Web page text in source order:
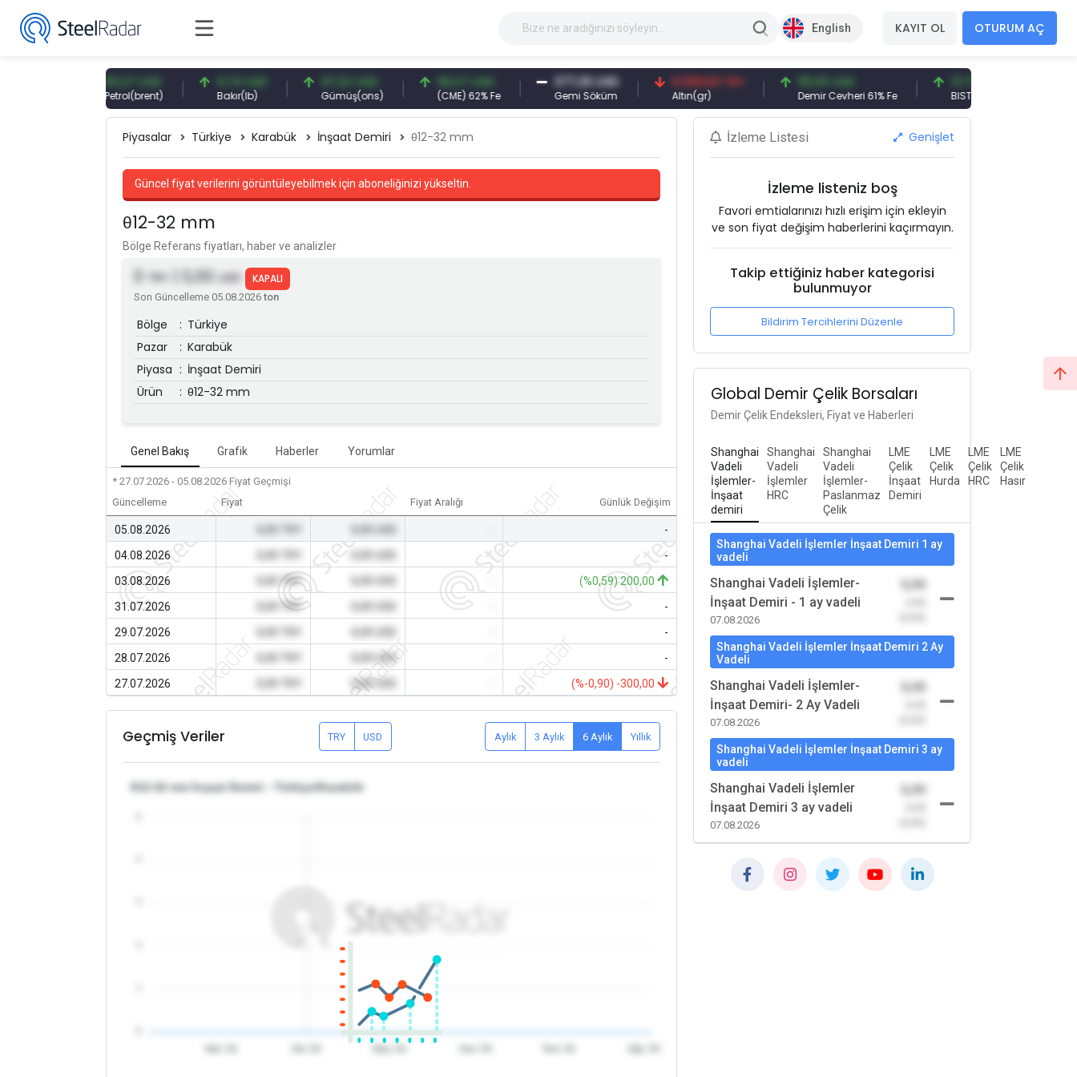
English KAYIT OL OTURUM AÇ
Petrol(brent)
6,74 USD
Bakır(lb)
97,32 USD
Gümüş(ons)
96,27 USD
(CME) 62% Fe
377,25 USD
Gemi Söküm
6.089,00 TRY
Altın(gr)
95,00 USD
Demir Cevheri 61% Fe
13.798,82 TRY
BIST 100
Piyasalar Türkiye Karabük İnşaat Demiri θ12-32 mm
Güncel fiyat verilerini görüntüleyebilmek için aboneliğinizi yükseltin.
θ12-32 mm
Bölge Referans fiyatları, haber ve analizler
TRY | 0,00 USD KAPALI
Son Güncelleme 05.08.2026ton
Bölge : Türkiye
Pazar
: Karabük
Piyasa : İnşaat Demiri
Ürün
: θ12-32 mm
Genel Bakış Grafik Haberler Yorumlar
* 27.07.2026 - 05.08.2026 Fiyat Geçmişi
Güncelleme
Fiyat Fiyat Aralığı Günlük Değişim
05.08.2026
-
04.08.2026
-
-
03.08.2026
0,00 TRY
(%0,59) 200,00
31.07.2026
0,00 TRY
-
29.07.2026
-
28.07.2026
0,00 USD
-
27.07.2026
0,00 USD (%-0,90) -300,00
Geçmiş Veriler TRY USD Aylık 3 Aylık 6 Aylık Yıllık
θ12-32 mm İnşaat Demiri - Türkiye/Karabük
İzleme Listesi Genişlet
İzleme listeniz boş
Favori emtialarınızı hızlı erişim için ekleyin
ve son fiyat değişim haberlerini kaçırmayın.
Takip ettiğiniz haber kategorisi
bulunmuyor
Bildirim Tercihlerini Düzenle
Global Demir Çelik Borsaları
Demir Çelik Endeksleri, Fiyat ve Haberleri
Shanghai
Vadeli
İşlemler-
İnşaat
demiri
Shanghai
Vadeli
İşlemler
HRC
Shanghai
Vadeli
İşlemler-
Paslanmaz
Çelik
LME
Çelik
İnşaat
Demiri
LME
Çelik
Hurda
LME
Çelik
HRC
LME
Çelik
Hasır
Shanghai Vadeli İşlemler İnşaat Demiri 1 ay
vadeli
Shanghai Vadeli İşlemler-
İnşaat Demiri - 1 ay vadeli
07.08.2026
Shanghai Vadeli İşlemler İnşaat Demiri 2 Ay
Vadeli
Shanghai Vadeli İşlemler-
İnşaat Demiri- 2 Ay Vadeli
07.08.2026
Shanghai Vadeli İşlemler İnşaat Demiri 3 ay
vadeli
Shanghai Vadeli İşlemler
İnşaat Demiri 3 ay vadeli
07.08.2026